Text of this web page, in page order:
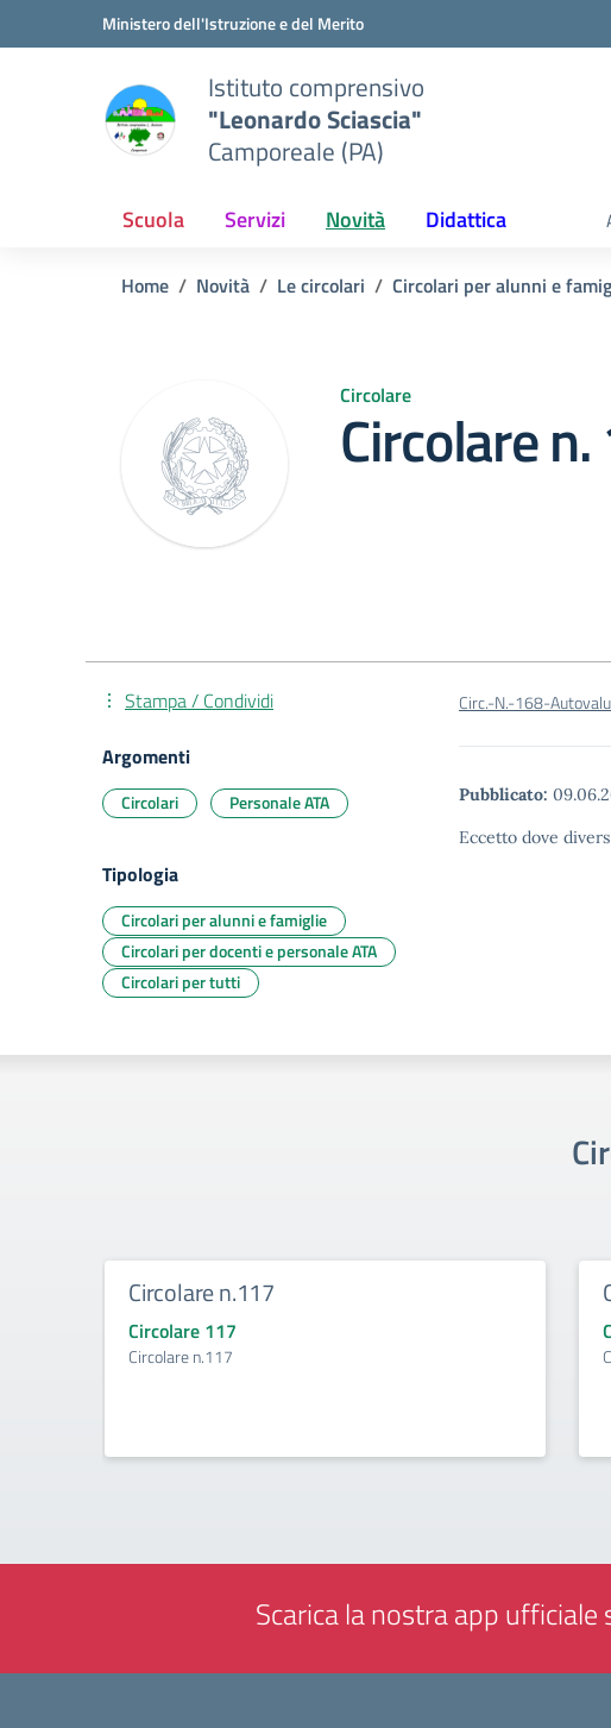
Vai ai contenuti
Vai al menu di navigazioneMinistero dell'Istruzione e del Merito
Istituto comprensivo
"Leonardo Sciascia"
Camporeale (PA)
Scuola Servizi Novità Didattica
Home Novità Le circolari Circolari per alunni e
Circolare
Circolare
Circ.-N.-168-
Pubblicato:
Eccetto dove
Stampa / Condividi
Argomenti
Circolari Personale ATA
Tipologia
Circolari per alunni e famiglie
Circolari per docenti e personale ATA
Circolari per tutti
Circolare n.117
Circolare 117
Circolare n.117
Scarica la nostra app ufficiale